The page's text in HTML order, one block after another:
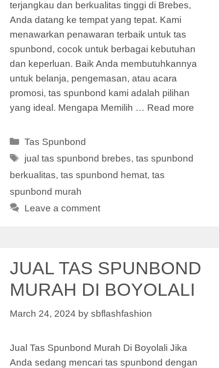
terjangkau dan berkualitas tinggi di Brebes,
Anda datang ke tempat yang tepat. Kami
menawarkan penawaran terbaik untuk tas
spunbond, cocok untuk berbagai kebutuhan
dan keperluan. Baik Anda membutuhkannya
untuk belanja, pengemasan, atau acara
promosi, tas spunbond kami adalah pilihan
yang ideal. Mengapa Memilih … Read more
Categories
Tas Spunbond
Tags
jual tas spunbond brebes,tas spunbond
berkualitas, tas spunbond hemat, tas
spunbond murah
Leave a comment
JUAL TAS SPUNBOND
MURAH DI BOYOLALI
March 24, 2024 by sbflashfashion
Jual Tas Spunbond Murah Di Boyolali Jika
Anda sedang mencari tas spunbond dengan